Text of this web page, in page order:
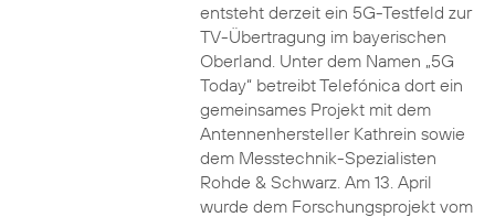
entsteht derzeit ein 5G-Testfeld zur
TV-Übertragung im bayerischen
Oberland. Unter dem Namen „5G
Today“ betreibt Telefónica dort ein
gemeinsames Projekt mit dem
Antennenhersteller Kathrein sowie
dem Messtechnik-Spezialisten
Rohde & Schwarz. Am 13. April
wurde dem Forschungsprojekt vom